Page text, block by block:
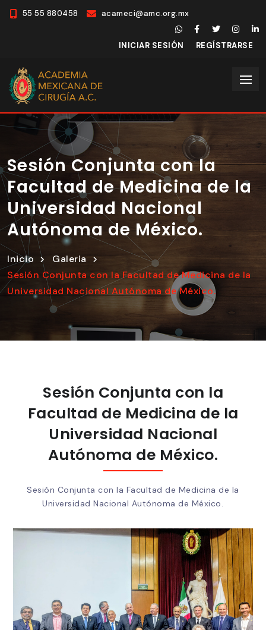
55 55 880458 acameci@amc.org.mx
INICIAR SESIÓN REGÍSTRARSE
Sesión Conjunta con la
Facultad de Medicina de la
Universidad Nacional
Autónoma de México.
Inicio
Galeria
Sesión Conjunta con la Facultad de Medicina de la
Universidad Nacional Autónoma de México.
Sesión Conjunta con la
Facultad de Medicina de la
Universidad Nacional
Autónoma de México.
Sesión Conjunta con la Facultad de Medicina de la
Universidad Nacional Autónoma de México.